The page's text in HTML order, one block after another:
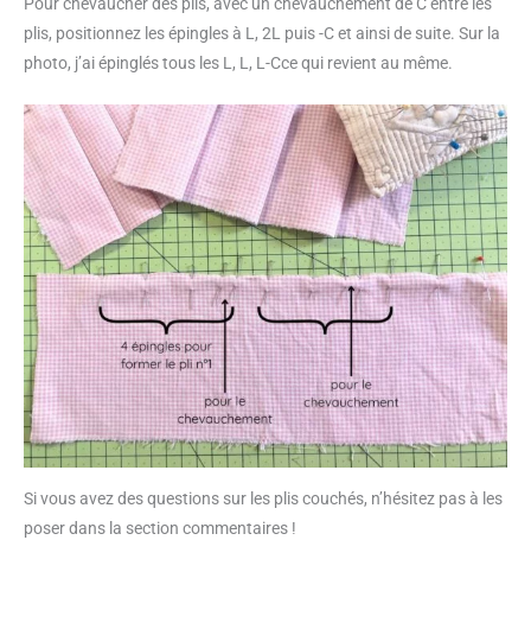
plis, positionnez les épingles à L, 2L puis -C et ainsi de suite. Sur la
photo, j’ai épinglés tous les L, L, L-Cce qui revient au même.
Si vous avez des questions sur les plis couchés, n’hésitez pas à les
poser dans la section commentaires !